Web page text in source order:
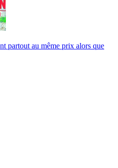
partout au même prix alors que